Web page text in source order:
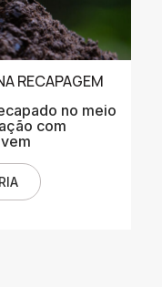
RECAPAGEM
no meio
com